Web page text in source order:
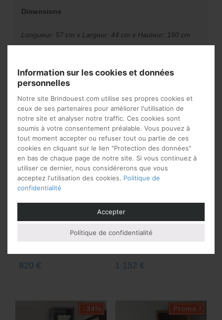
Dimensions
Longueur: 57 cm x Largeur: 44 cm x Hauteur: 190 cm
Vous aimerez peut-être
aussi…
bibliothèque en bois
820 €
Bibliothèque 120 cm 3
portes et 3 niches avec
1 152 €
Information sur les cookies et données
personnelles
Notre site Brindouest.com utilise ses propres cookies et
ceux de ses partenaires pour améliorer l'utilisation de
notre site et analyser notre traffic. Ces cookies sont
soumis à votre consentement préalable. Vous pouvez à
tout moment accepter ou refuser tout ou partie de ces
cookies en cliquant sur le lien "Protection des données"
en bas de chaque page de notre site. Si vous continuez à
utiliser ce dernier, nous considérerons que vous
acceptez l'utilisation des cookies. Politique de
confidentialité
Accepter
Politique de confidentialité